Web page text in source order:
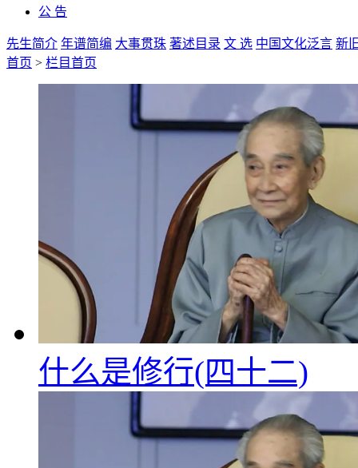
公 告
先生简介 年谱简编 大事贯珠 著述目录 文 选 中国文化泛言 新
首页 > 栏目首页
什么是修行(四十二)